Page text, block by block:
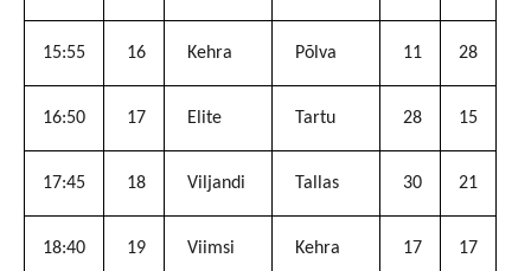
15:55 16 Kehra Põlva 11 28
16:50 17 Elite Tartu 28 15
17:45 18 Viljandi Tallas 30 21
18:40 19 Viimsi Kehra 17 17